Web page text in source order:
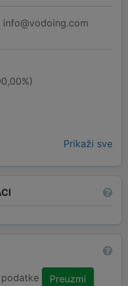
info@vodoing.com
Prikaži sve
Preuzmi